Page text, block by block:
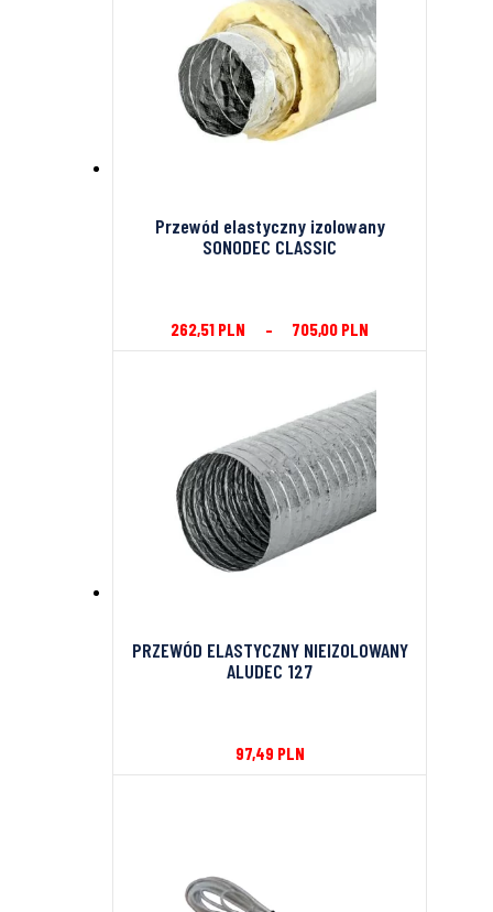
Przewód elastyczny izolowany
SONODEC CLASSIC
262,51 PLN – 705,00 PLN
PRZEWÓD ELASTYCZNY NIEIZOLOWANY
ALUDEC 127
97,49 PLN